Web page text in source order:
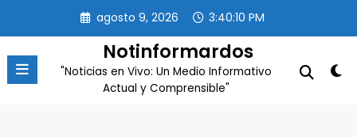
contenido
agosto 9, 2026 3:40:10 PM
Notinformardos
"Noticias en Vivo: Un Medio Informativo
Actual y Comprensible"